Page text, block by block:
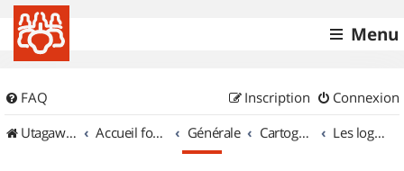
Menu
FAQ Connexion
Inscription
UtagawaVTT (Randos VTT et VTTAE avec traces GPS)
Accueil forum Générale Cartographie et GPS Les logiciels